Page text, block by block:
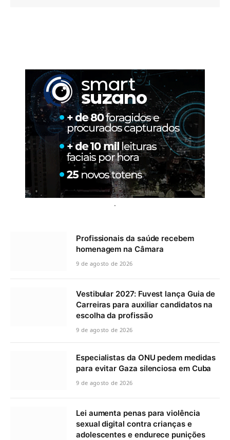
.
Profissionais da saúde recebem
homenagem na Câmara
9 de agosto de 2026
Vestibular 2027: Fuvest lança Guia de
Carreiras para auxiliar candidatos na
escolha da profissão
9 de agosto de 2026
Especialistas da ONU pedem medidas
para evitar Gaza silenciosa em Cuba
9 de agosto de 2026
Lei aumenta penas para violência
sexual digital contra crianças e
adolescentes e endurece punições